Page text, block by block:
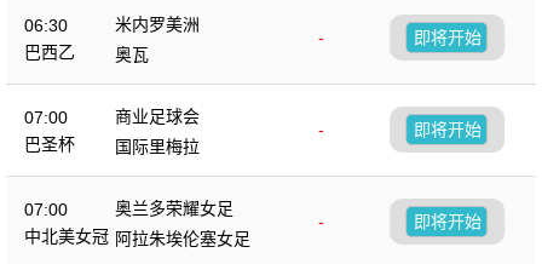
06:30
巴西乙
米内罗美洲
-
奥瓦
即将开始
07:00
巴圣杯
商业足球会
-
国际里梅拉
即将开始
07:00
中北美女冠
奥兰多荣耀女足
-
阿拉朱埃伦塞女足
即将开始